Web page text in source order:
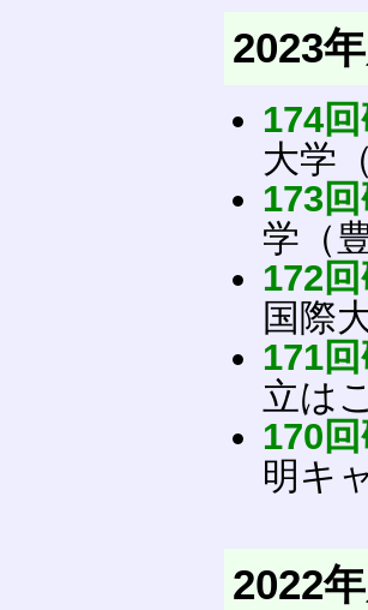
2023
174
大学
173
学（
172
国際
171
立は
170
明キ
2022